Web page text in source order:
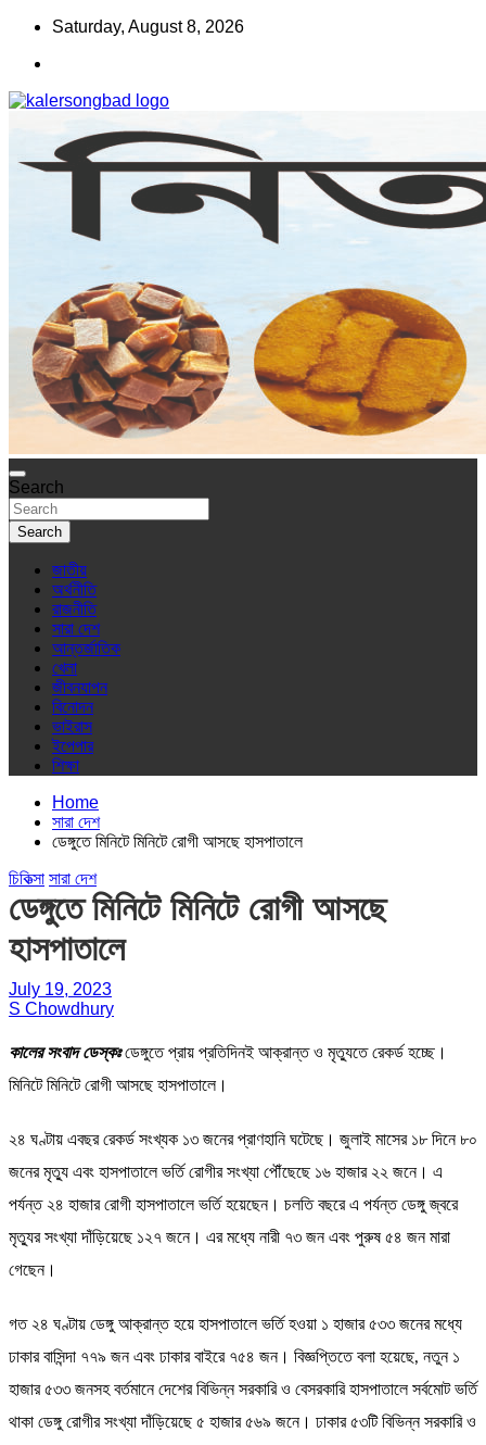
Skip
content
Saturday, August 8, 2026
কালের সংবাদ
www.kalersongbad.com
Search
Search
জাতীয়
অর্থনীতি
রাজনীতি
সারা দেশ
আন্তর্জাতিক
খেলা
জীবনযাপন
বিনোদন
ভাইরাস
ইপেপার
শিক্ষা
Home
সারা দেশ
ডেঙ্গুতে মিনিটে মিনিটে রোগী আসছে হাসপাতালে
চিকিত্সা সারা দেশ
ডেঙ্গুতে মিনিটে মিনিটে রোগী আসছে
হাসপাতালে
July 19, 2023
S Chowdhury
কালের সংবাদ ডেস্কঃ ডেঙ্গুতে প্রায় প্রতিদিনই আক্রান্ত ও মৃত্যুতে রেকর্ড হচ্ছে।
মিনিটে মিনিটে রোগী আসছে হাসপাতালে।
২৪ ঘণ্টায় এবছর রেকর্ড সংখ্যক ১৩ জনের প্রাণহানি ঘটেছে। জুলাই মাসের ১৮ দিনে ৮০
জনের মৃত্যু এবং হাসপাতালে ভর্তি রোগীর সংখ্যা পৌঁছেছে ১৬ হাজার ২২ জনে। এ
পর্যন্ত ২৪ হাজার রোগী হাসপাতালে ভর্তি হয়েছেন। চলতি বছরে এ পর্যন্ত ডেঙ্গু জ্বরে
মৃত্যুর সংখ্যা দাঁড়িয়েছে ১২৭ জনে। এর মধ্যে নারী ৭৩ জন এবং পুরুষ ৫৪ জন মারা
গেছেন।
গত ২৪ ঘণ্টায় ডেঙ্গু আক্রান্ত হয়ে হাসপাতালে ভর্তি হওয়া ১ হাজার ৫৩৩ জনের মধ্যে
ঢাকার বাসিন্দা ৭৭৯ জন এবং ঢাকার বাইরে ৭৫৪ জন। বিজ্ঞপ্তিতে বলা হয়েছে, নতুন ১
হাজার ৫৩৩ জনসহ বর্তমানে দেশের বিভিন্ন সরকারি ও বেসরকারি হাসপাতালে সর্বমোট ভর্তি
থাকা ডেঙ্গু রোগীর সংখ্যা দাঁড়িয়েছে ৫ হাজার ৫৬৯ জনে। ঢাকার ৫৩টি বিভিন্ন সরকারি ও